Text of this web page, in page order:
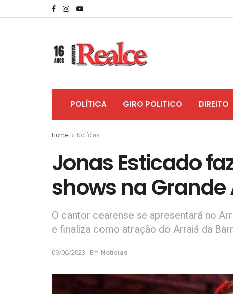
POLÍTICA GIRO POLITICO DIREITO
Home Notícias
Jonas Esticado
shows na
O cantor cearense se apresentará no
e finaliza como atração do Arraiá da
09/06/2023 Em Notícias